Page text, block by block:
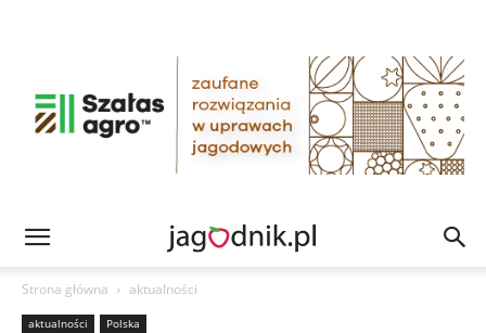
Strona główna aktualności
aktualności Polska